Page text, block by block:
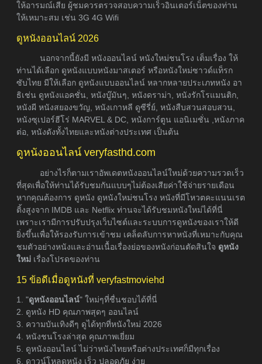
ให้อารมณ์เสีย ผู้ชมควรตรวจสอบความเร็วอินเตอร์เน็ตของท่าน
ให้เหมาะสม เช่น 3G 4G Wifi
ดูหนังออนไลน์ 2026
นอกจากนี้ยังมี หนังออนไลน์ หนังใหม่ชนโรง เต็มเรื่อง ให้
ท่านได้เลือก ดูหนังแบบหนังมาสเตอร์ หรือหนังใหม่ซาวด์แท็รก
ซับไทย มีให้เลือก ดูหนังแบบออนไลน์ หลากหลายประเภทหนัง อา
ธิเช่น ดูหนังแอคชั่น, หนังบู๊มันๆ, หนังดราม่า, หนังรักโรแมนติก,
หนังผี หนังสยองขวัญ, หนังเกาหลี ดูซีรี่ย์, หนังสืบสวนสอบสวน,
หนังซุเปอร์ฮีโร่ MARVEL & DC, หนังการ์ตูน แอนิเมชั่น ,หนังภาค
ต่อ, หนังดังทั้งไทยและหนังต่างประเทศ เป็นต้น
ดูหนังออนไลน์ veryfasthd.com
อย่างไรก็ตามเราอัพเดตหนังออนไลน์ใหม่ด้วยความรวดเร็ว
ที่สุดเพื่อให้ท่านได้รับชมกันแบบๆไม่ต้องเสียค่าใช้จ่ายรายเดือน
หากคุณต้องการ ดูหนัง ดูหนังใหม่ชนโรง หนังที่มีโหวตคะแนนเรต
ติ้งสูงจาก IMDB และ Netflix ท่านจะได้รับชมหนังใหม่ได้ที่นี่
เพราะเรามีการปรับปรุงเว็บไซต์และระบบการดูหนังของเราให้ดี
ยิ่งขึ้นเพื่อให้รองรับการเข้าชม เคล็ดลับการหาหนังที่เหมาะกับคุณ
ชมตัวอย่างหนังและอ่านเนื้อเรื่องย่อของหนังก่อนตัดสินใจ ดูหนัง
ใหม่ เรื่องโปรดของท่าน
15 ข้อดีเมื่อดูหนังที่ veryfastmoviehd
1. "ดูหนังออนไลน์" ใหม่ๆที่ชื่นชอบได้ที่นี่
2. ดูหนัง HD คุณภาพสุดๆ ออนไลน์
3. ความบันเทิงดีๆ ดูได้ทุกที่หนังใหม่ 2026
4. หนังชนโรงล่าสุด คุณภาพเยี่ยม
5. ดูหนังออนไลน์ ไม่ว่าหนังไทยหรือต่างประเทศก็มีทุกเรื่อง
6. ดาวน์โหลดหนัง เร็ว ปลอดภัย ง่าย